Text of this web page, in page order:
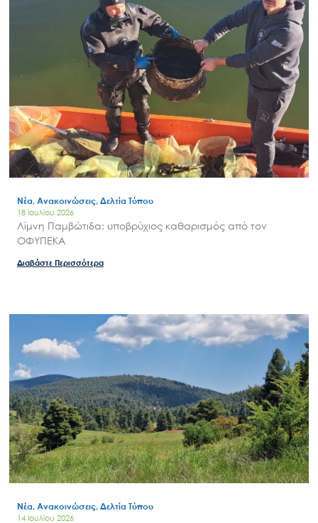
Νέα, Ανακοινώσεις, Δελτία Τύπου
18 Ιουλίου 2026
Λίμνη Παμβώτιδα: υποβρύχιος καθαρισμός από τον
ΟΦΥΠΕΚΑ
Διαβάστε Περισσότερα
Νέα, Ανακοινώσεις, Δελτία Τύπου
14 Ιουλίου 2026